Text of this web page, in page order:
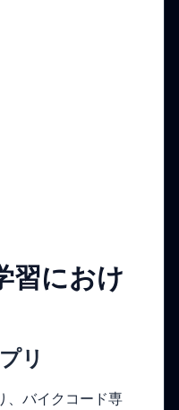
習におけ
リ
、バイクコード専